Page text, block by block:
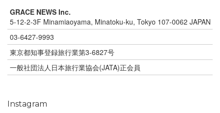
GRACE NEWS Inc.
5-12-2-3F Minamiaoyama, Minatoku-ku, Tokyo 107-0062 JAPAN
03-6427-9993
東京都知事登録旅行業第3-6827号
一般社団法人日本旅行業協会(JATA)正会員
Instagram